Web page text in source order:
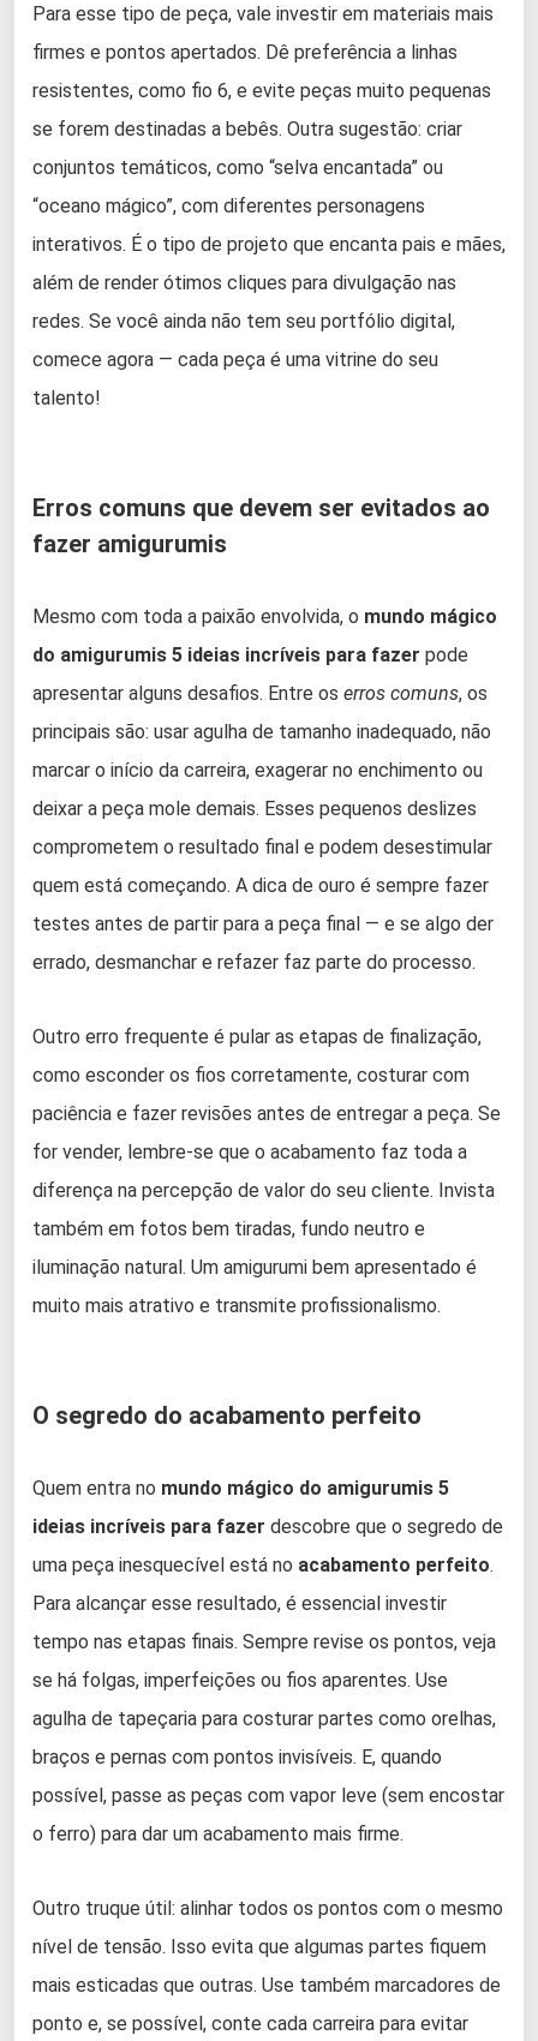
Para esse tipo de peça, vale investir em materiais mais
firmes e pontos apertados. Dê preferência a linhas
resistentes, como fio 6, e evite peças muito pequenas
se forem destinadas a bebês. Outra sugestão: criar
conjuntos temáticos, como “selva encantada” ou
“oceano mágico”, com diferentes personagens
interativos. É o tipo de projeto que encanta pais e mães,
além de render ótimos cliques para divulgação nas
redes. Se você ainda não tem seu portfólio digital,
comece agora — cada peça é uma vitrine do seu
talento!
Erros comuns que devem ser evitados ao
fazer amigurumis
Mesmo com toda a paixão envolvida, o mundo mágico
do amigurumis 5 ideias incríveis para fazer pode
apresentar alguns desafios. Entre os erros comuns, os
principais são: usar agulha de tamanho inadequado, não
marcar o início da carreira, exagerar no enchimento ou
deixar a peça mole demais. Esses pequenos deslizes
comprometem o resultado final e podem desestimular
quem está começando. A dica de ouro é sempre fazer
testes antes de partir para a peça final — e se algo der
errado, desmanchar e refazer faz parte do processo.
Outro erro frequente é pular as etapas de finalização,
como esconder os fios corretamente, costurar com
paciência e fazer revisões antes de entregar a peça. Se
for vender, lembre-se que o acabamento faz toda a
diferença na percepção de valor do seu cliente. Invista
também em fotos bem tiradas, fundo neutro e
iluminação natural. Um amigurumi bem apresentado é
muito mais atrativo e transmite profissionalismo.
O segredo do acabamento perfeito
Quem entra no mundo mágico do amigurumis 5
ideias incríveis para fazer descobre que o segredo de
uma peça inesquecível está no acabamento perfeito.
Para alcançar esse resultado, é essencial investir
tempo nas etapas finais. Sempre revise os pontos, veja
se há folgas, imperfeições ou fios aparentes. Use
agulha de tapeçaria para costurar partes como orelhas,
braços e pernas com pontos invisíveis. E, quando
possível, passe as peças com vapor leve (sem encostar
o ferro) para dar um acabamento mais firme.
Outro truque útil: alinhar todos os pontos com o mesmo
nível de tensão. Isso evita que algumas partes fiquem
mais esticadas que outras. Use também marcadores de
ponto e, se possível, conte cada carreira para evitar